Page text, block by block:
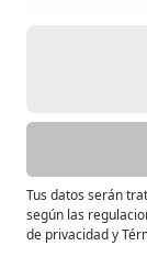
Tus datos serán
según las
de privacidad y